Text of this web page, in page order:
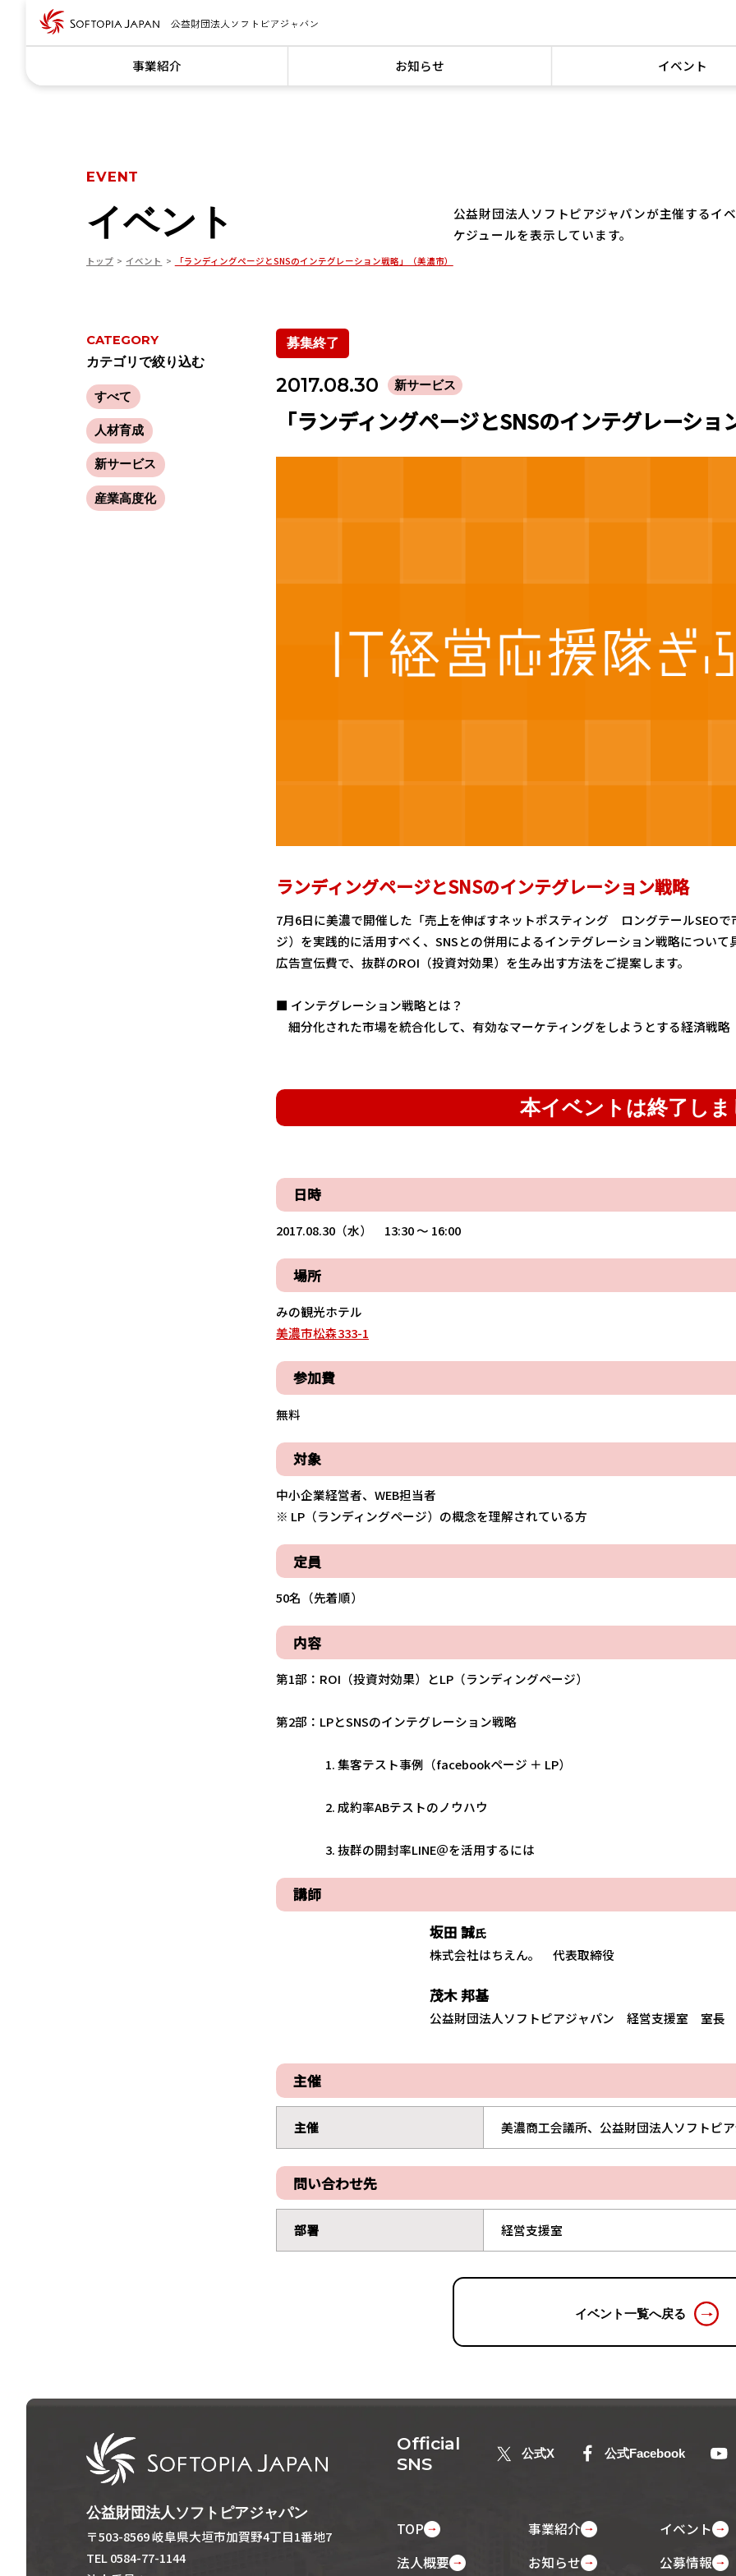
事業紹介 お知らせ イベント
EVENT
イベント
トップ イベント 「ランディングページとSNSのインテグレーション戦略」（美濃市）
公益財団法人ソフトピアジャパンが主催するイ
ケジュールを表示しています。
CATEGORY
カテゴリで絞り込む
すべて
人材育成
新サービス
産業高度化
募集終了
2017.08.30 新サービス
「ランディングページとSNSのインテグレーシ
ランディングページとSNSのインテグレーション戦略
7月6日に美濃で開催した「売上を伸ばすネットポスティング ロングテールSEO
ジ）を実践的に活用すべく、SNSとの併用によるインテグレーション戦略につい
広告宣伝費で、抜群のROI（投資対効果）を生み出す方法をご提案します。
■ インテグレーション戦略とは？
細分化された市場を統合化して、有効なマーケティングをしようとする経済戦略
本イベントは終了し
日時
2017.08.30（水） 13:30 〜 16:00
場所
みの観光ホテル
美濃市松森333-1
参加費
無料
対象
中小企業経営者、WEB担当者
※ LP（ランディングページ）の概念を理解されている方
定員
50名（先着順）
内容
第1部：ROI（投資対効果）とLP（ランディングページ）
第2部：LPとSNSのインテグレーション戦略
1. 集客テスト事例（facebookページ ＋ LP）
2. 成約率ABテストのノウハウ
3. 抜群の開封率LINE＠を活用するには
講師
坂田 誠氏
株式会社はちえん。 代表取締役
茂木邦基
公益財団法人ソフトピアジャパン 経営支援室 室長
主催
主催 美濃商工会議所、公益財団法人ソフトピ
問い合わせ先
部署 経営支援室
イベント一覧へ戻る
公益財団法人ソフトピアジャパン
〒503-8569 岐阜県大垣市加賀野4丁目1番地7
TEL 0584-77-1144
Official
SNS
公式X 公式Facebook
TOP 事業紹介
イベント
法人概要
お知らせ 公募情報